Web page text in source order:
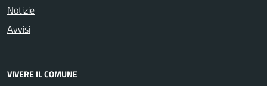
Notizie
Avvisi
VIVERE IL COMUNE